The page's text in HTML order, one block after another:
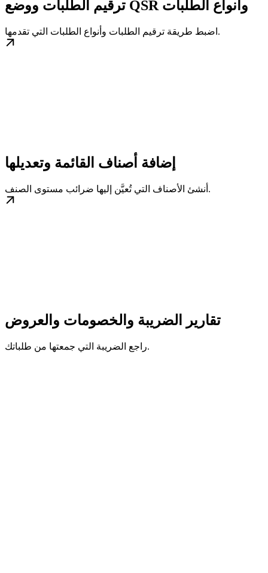
ترقيم الطلبات ووضع QSR وأنواع الطلبات
اضبط طريقة ترقيم الطلبات وأنواع الطلبات التي تقدمها.
إضافة أصناف القائمة وتعديلها
أنشئ الأصناف التي تُعيَّن إليها ضرائب مستوى الصنف.
تقارير الضريبة والخصومات والعروض
راجع الضريبة التي جمعتها من طلباتك.